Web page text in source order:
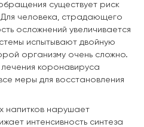
существует риск
Для человека, страдающего
осложнений увеличивается
испытывают двойную
организму очень сложно.
коронавируса
меры для восстановления
напитков нарушает
интенсивность синтеза